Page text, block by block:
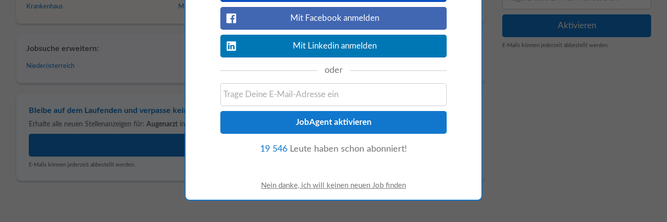
Krankenhaus Markt Mitarbeiter Kassierer
Jobsuche erweitern:
Niederösterreich
Bleibe auf dem Laufenden und verpasse kein Stellenangebot mehr!
Erhalte alle neuen Stellenanzeigen für: Augenarzt in
E-Mails können jederzeit abbestellt werden.
E-Mails können jederzeit abbestellt werden.
Mit Facebook anmelden
Mit Linkedin anmelden
oder
19 546 Leute haben schon abonniert!